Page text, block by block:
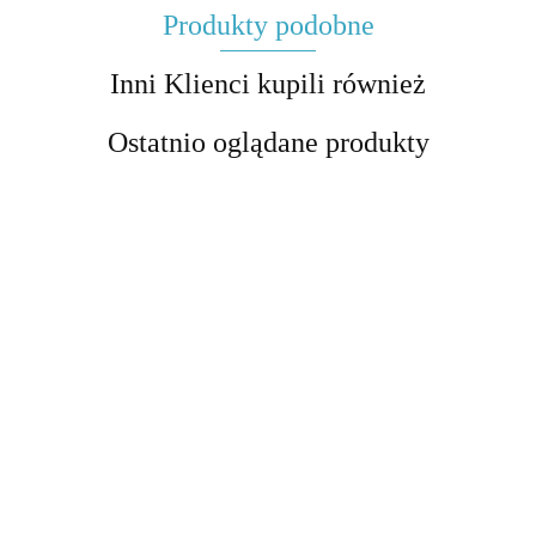
Produkty podobne
Inni Klienci kupili również
Ostatnio oglądane produkty